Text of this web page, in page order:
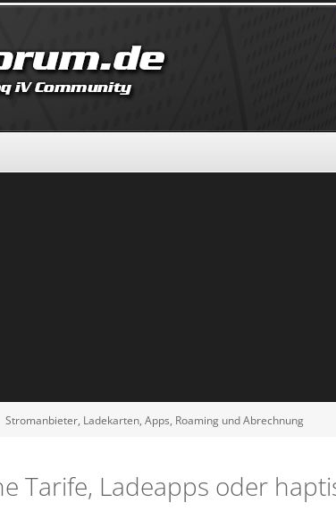
Stromanbieter, Ladekarten, Apps, Roaming und Abrechnung
Tarife, Ladeapps oder